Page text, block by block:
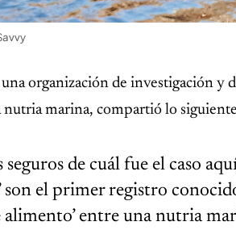
una organización de investigación y
marina, compartió lo
seguros de cuál fue el caso
son el primer registro
alimento’ entre una nutria